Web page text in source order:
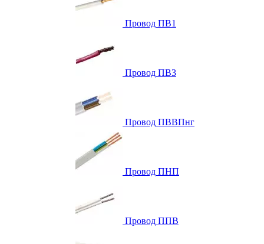
Провод ПВ1
Провод ПВ3
Провод ПВВПнг
Провод ПНП
Провод ППВ